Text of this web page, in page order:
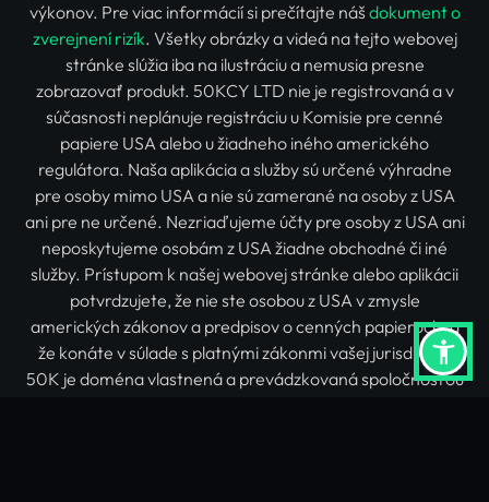
výkonov. Pre viac informácií si prečítajte náš dokument o
zverejnení rizík. Všetky obrázky a videá na tejto webovej
stránke slúžia iba na ilustráciu a nemusia presne
zobrazovať produkt. 50KCY LTD nie je registrovaná a v
súčasnosti neplánuje registráciu u Komisie pre cenné
papiere USA alebo u žiadneho iného amerického
regulátora. Naša aplikácia a služby sú určené výhradne
pre osoby mimo USA a nie sú zamerané na osoby z USA
ani pre ne určené. Nezriaďujeme účty pre osoby z USA ani
neposkytujeme osobám z USA žiadne obchodné či iné
služby. Prístupom k našej webovej stránke alebo aplikácii
potvrdzujete, že nie ste osobou z USA v zmysle
amerických zákonov a predpisov o cenných papieroch, a
že konáte v súlade s platnými zákonmi vašej jurisdikcie.
50K je doména vlastnená a prevádzkovaná spoločnosťou